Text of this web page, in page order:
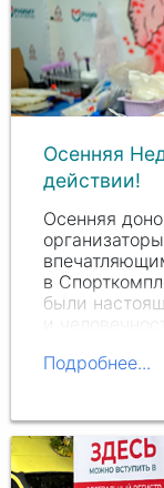
Осенняя
действии!
Осенняя
в
были
Подробнее...